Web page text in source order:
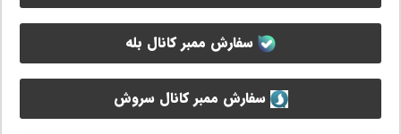
سفارش ممبر کانال بله
سفارش ممبر کانال سروش